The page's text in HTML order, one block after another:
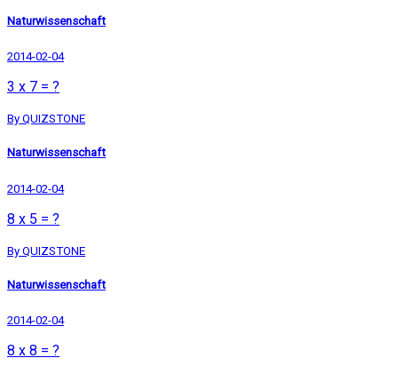
Naturwissenschaft
2014-02-04
3 x 7 = ?
By QUIZSTONE
Naturwissenschaft
2014-02-04
8 x 5 = ?
By QUIZSTONE
Naturwissenschaft
2014-02-04
8 x 8 = ?